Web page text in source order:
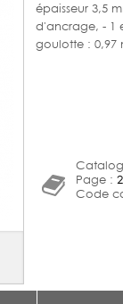
épaisseur 3,5
d'ancrage, - 1
goulotte : 0,97
Page :
Code